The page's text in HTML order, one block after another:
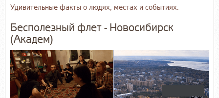
Удивительные факты о людях, местах и событиях.
Бесполезный флет - Новосибирск
(Академ)